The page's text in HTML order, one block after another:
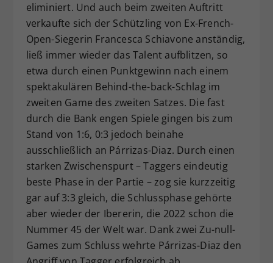
eliminiert. Und auch beim zweiten Auftritt
verkaufte sich der Schützling von Ex-French-
Open-Siegerin Francesca Schiavone anständig,
ließ immer wieder das Talent aufblitzen, so
etwa durch einen Punktgewinn nach einem
spektakulären Behind-the-back-Schlag im
zweiten Game des zweiten Satzes. Die fast
durch die Bank engen Spiele gingen bis zum
Stand von 1:6, 0:3 jedoch beinahe
ausschließlich an Párrizas-Diaz. Durch einen
starken Zwischenspurt – Taggers eindeutig
beste Phase in der Partie – zog sie kurzzeitig
gar auf 3:3 gleich, die Schlussphase gehörte
aber wieder der Ibererin, die 2022 schon die
Nummer 45 der Welt war. Dank zwei Zu-null-
Games zum Schluss wehrte Párrizas-Diaz den